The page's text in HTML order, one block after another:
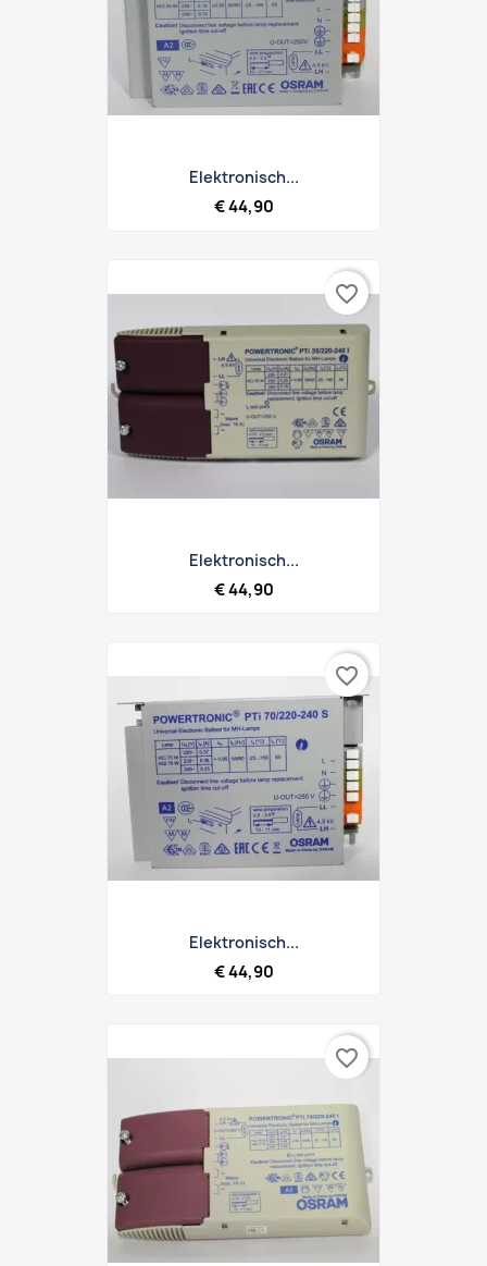
Elektronisch...
€ 44,90
Elektronisch...
€ 44,90
favorite_border
Elektronisch...
€ 44,90
favorite_border
favorite_border